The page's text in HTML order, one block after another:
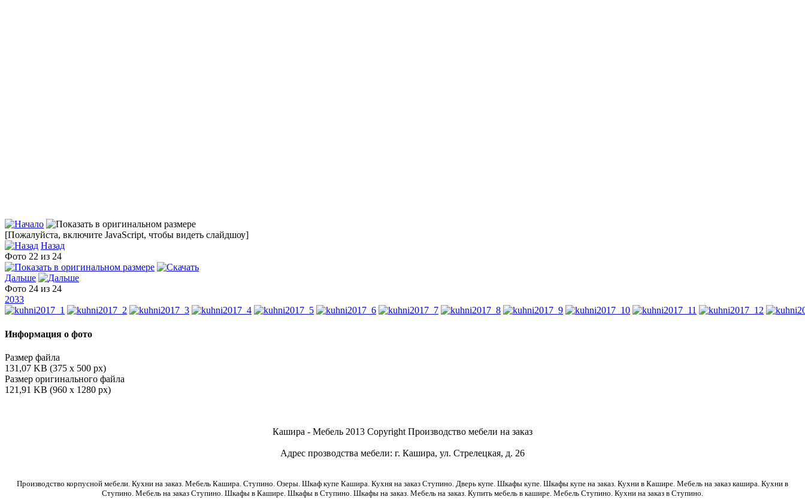
[Пожалуйста, включите JavaScript, чтобы видеть слайдшоу]
Назад
Фото 22 из 24
Дальше
Фото 24 из 24
2033
Информация о фото
Размер файла
131,07 KB (375 x 500 px)
Размер оригинального файла
121,91 KB (960 x 1280 px)
Кашира - Мебель 2013 Copyright Производство мебели на заказ
Адрес прозводства мебели: г. Кашира, ул. Стрелецкая, д. 26
Производство корпусной мебели. Кухни на заказ. Мебель Кашира. Ступино. Озеры. Шкаф купе Кашира. Кухня на заказ Ступино. Дверь купе. Шкафы купе. Шкафы купе на заказ. Кухни в Кашире. Мебель на заказ кашира. Кухни в
Ступино. Мебель на заказ Ступино. Шкафы в Кашире. Шкафы в Ступино. Шкафы на заказ. Мебель на заказ. Купить мебель в кашире. Мебель Ступино. Кухни на заказ в Ступино.